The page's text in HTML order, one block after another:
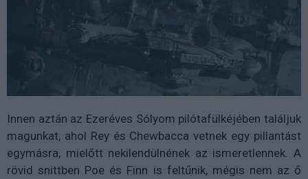
Innen aztán az Ezeréves Sólyom pilótafülkéjében találjuk
magunkat, ahol Rey és Chewbacca vetnek egy pillantást
egymásra, mielőtt nekilendülnének az ismeretlennek. A
rövid snittben Poe és Finn is feltűnik, mégis nem az ő